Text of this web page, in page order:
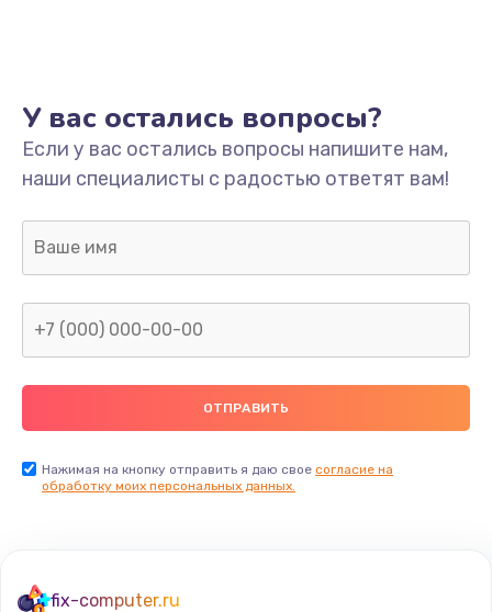
Замена USB порта
1245 руб.
Заказать
Замена звуковой карты
2500 руб.
Заказать
У вас остались вопросы?
Если у вас остались вопросы напишите нам,
наши специалисты с радостью ответят вам!
Нажимая на кнопку отправить я даю свое согласие на
обработку моих персональных данных.
fix-computer.ru